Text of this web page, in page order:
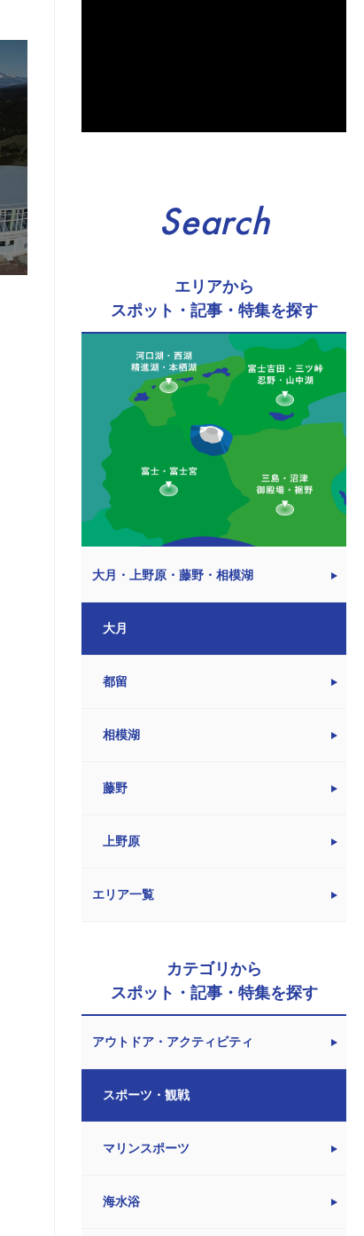
Search
エリアから
スポット・記事・特集を探す
大月・上野原・藤野・相模湖
大月
都留
相模湖
藤野
上野原
エリア一覧
カテゴリから
スポット・記事・特集を探す
アウトドア・アクティビティ
スポーツ・観戦
マリンスポーツ
海水浴